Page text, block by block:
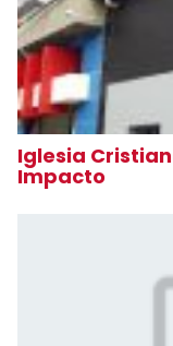
Iglesia
Impacto